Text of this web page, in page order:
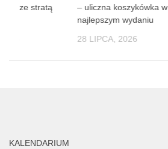
– uliczna koszykówka w
najlepszym wydaniu
28 LIPCA, 2026
ze stratą
KALENDARIUM